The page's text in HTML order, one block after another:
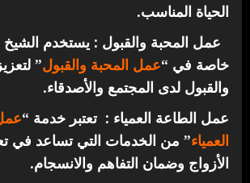
الحياة المناسب.
عمل المحبة والقبول : يستخدم الشيخ
خاصة في “عمل المحبة والقبول”
والقبول لدى المجتمع والأصدقاء.
عمل الطاعة العمياء : تعتبر خدمة “
العمياء” من الخدمات التي تساعد في
الأزواج وضمان التفاهم والانسجام.